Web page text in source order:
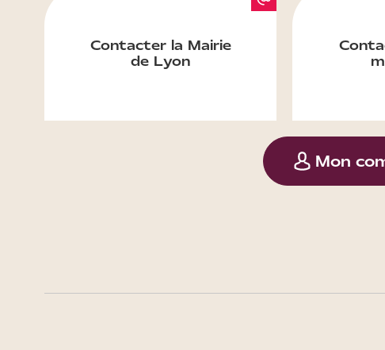
Contacter la Mairie
de Lyon
Mon